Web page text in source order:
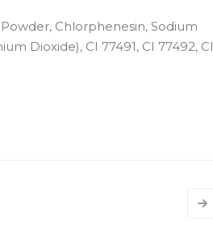
Chlorphenesin, Sodium
Dioxide), CI 77491, CI 77492, CI